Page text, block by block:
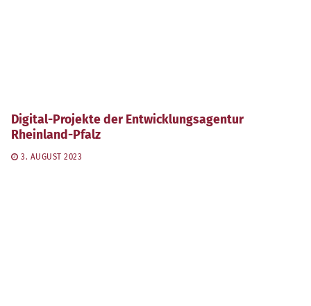
Digital-Projekte der Entwicklungsagentur
Rheinland-Pfalz
3. AUGUST 2023